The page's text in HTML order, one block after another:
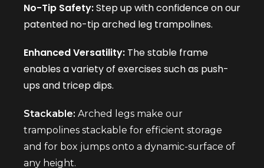
No-Tip Safety:Step up with confidence on our
patented no-tip arched leg trampolines.
Enhanced Versatility: The stable frame
enables a variety of exercises such as push-
ups and tricep dips.
Stackable: Arched legs make our
trampolines stackable for efficient storage
and for box jumps onto a dynamic-surface of
any height.